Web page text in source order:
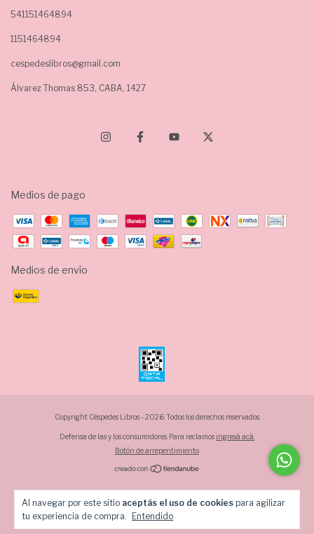
Al navegar por este sitio aceptás el uso de cookies para agilizar
tu experiencia de compra.
Entendido
541151464894
1151464894
cespedeslibros@gmail.com
Álvarez Thomas 853, CABA, 1427
Medios de pago
Medios de envío
Copyright Céspedes Libros - 2026. Todos los derechos reservados.
Defensa de las y los consumidores. Para reclamos ingresá acá.
Botón de arrepentimiento